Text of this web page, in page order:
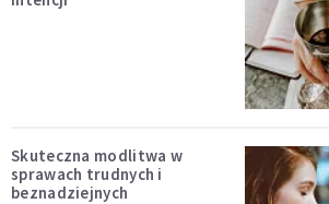
Skuteczna modlitwa w
sprawach trudnych i
beznadziejnych